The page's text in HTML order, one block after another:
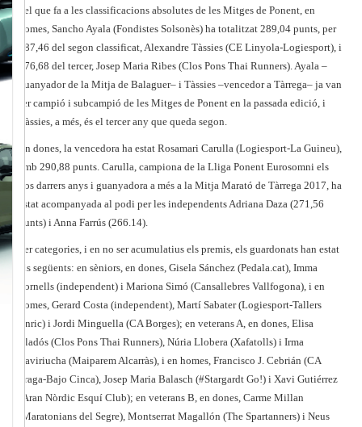
Pel que fa a les classificacions absolutes de les Mitges de Ponent, en
homes, Sancho Ayala (Fondistes Solsonès) ha totalitzat 289,04 punts, per
287,46 del segon classificat, Alexandre Tàssies (CE Linyola-Logiesport), i
276,68 del tercer, Josep Maria Ribes (Clos Pons Thai Runners). Ayala –
guanyador de la Mitja de Balaguer– i Tàssies –vencedor a Tàrrega– ja van
ser campió i subcampió de les Mitges de Ponent en la passada edició, i
Tàssies, a més, és el tercer any que queda segon.
En dones, la vencedora ha estat Rosamari Carulla (Logiesport-La Guineu),
amb 290,88 punts. Carulla, campiona de la Lliga Ponent Eurosomni els
dos darrers anys i guanyadora a més a la Mitja Marató de Tàrrega 2017, ha
estat acompanyada al podi per les independents Adriana Daza (271,56
punts) i Anna Farrús (266.14).
Per categories, i en no ser acumulatius els premis, els guardonats han estat
els següents: en sèniors, en dones, Gisela Sánchez (Pedala.cat), Imma
Fornells (independent) i Mariona Simó (Cansallebres Vallfogona), i en
homes, Gerard Costa (independent), Martí Sabater (Logiesport-Tallers
Enric) i Jordi Minguella (CA Borges); en veterans A, en dones, Elisa
Lladós (Clos Pons Thai Runners), Núria Llobera (Xafatolls) i Irma
Zaviriucha (Maiparem Alcarràs), i en homes, Francisco J. Cebrián (CA
Fraga-Bajo Cinca), Josep Maria Balasch (#Stargardt Go!) i Xavi Gutiérrez
(Aran Nòrdic Esquí Club); en veterans B, en dones, Carme Millan
(Maratonians del Segre), Montserrat Magallón (The Spartanners) i Neus